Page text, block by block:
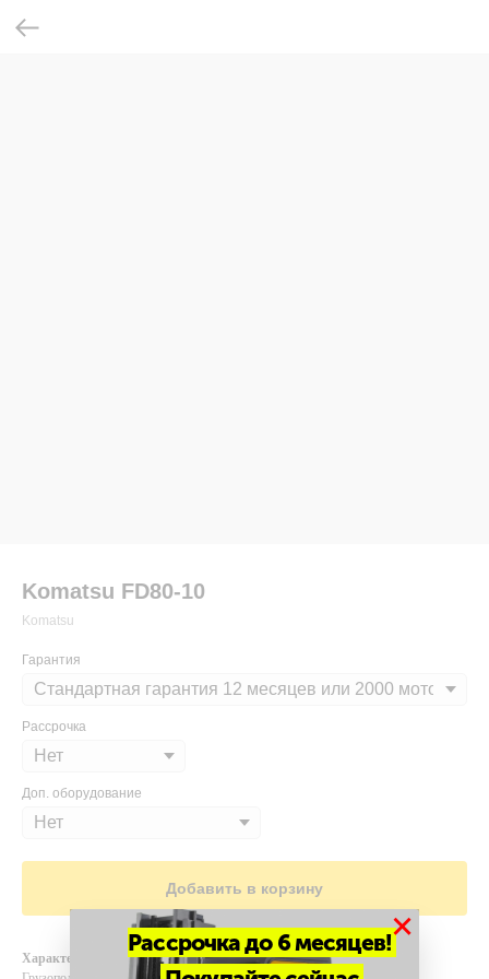
Komatsu FD80-10
Komatsu
Гарантия
Рассрочка
Доп. оборудование
Добавить в корзину
Характеристики
Рассрочка до 6 месяцев!×